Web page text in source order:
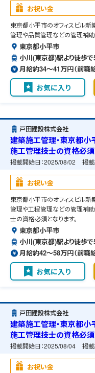
お祝い金
東京都小平市のオフィスビル
管理や品質管理などの管理補助
東京都小平市
小川(東京都)駅より徒歩
月給約34〜41万円（前職
お気に入り
戸田建設株式会社
建築施工管理・東京都小
施工管理技士の資格必
掲載開始日：2025/08/02 掲載
お祝い金
東京都小平市のオフィスビル
管理や工程管理などの管理補
士の資格必須となります。
東京都小平市
小川(東京都)駅より徒歩
月給約42〜58万円（前職
お気に入り
戸田建設株式会社
建築施工管理・東京都小
施工管理技士の資格必
可能
掲載開始日：2025/08/04 掲載
お祝い金